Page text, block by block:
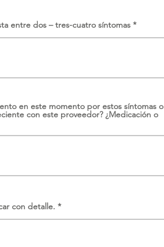
entre dos – tres-cuatro síntomas
en este momento por estos síntomas o
con este proveedor? ¿Medicación o
con detalle.